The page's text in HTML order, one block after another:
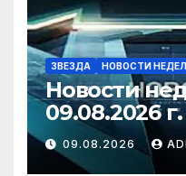
ЗВЕЗДА НОВОСТИ
Новости
09.08.2026 г.
09.08.2026